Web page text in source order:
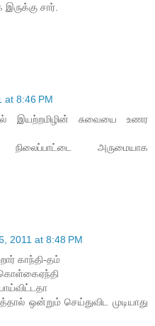
சார்.
at 8:46 PM
இயற்றமிழின் சுவையை உணர
அருமையாக
2011 at 8:48 PM
காந்தி-தம்
ஒன்றும் செய்துவிட முடியாது